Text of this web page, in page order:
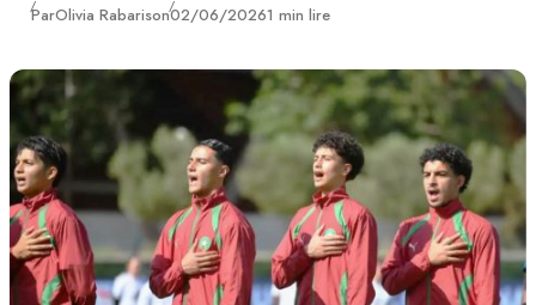
ParOlivia RabarisonPublié
02/06/20261 min lire